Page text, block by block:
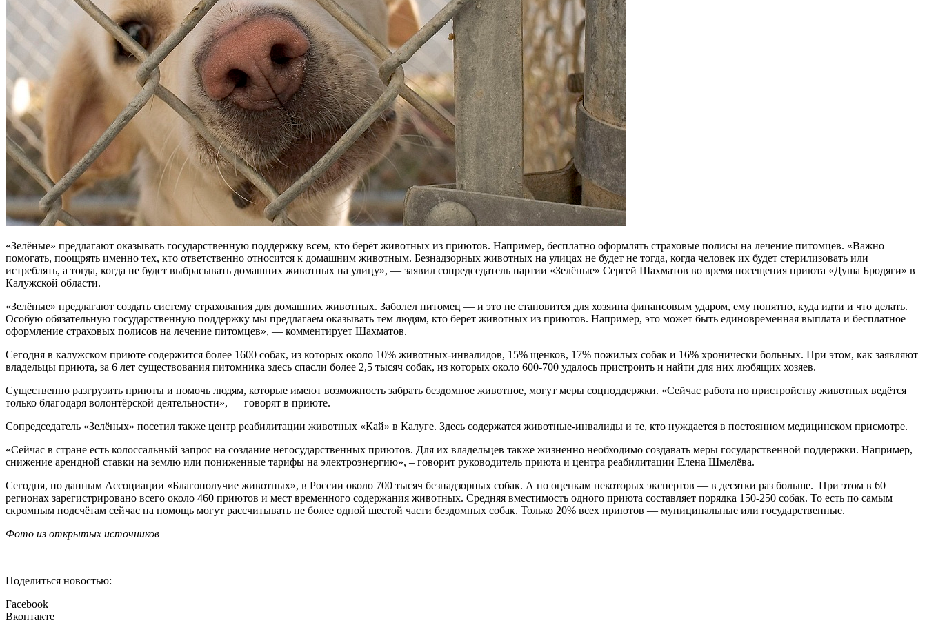
«Зелёные» предлагают оказывать государственную поддержку всем, кто берёт животных из приютов. Например, бесплатно оформлять страховые полисы на лечение питомцев. «Важно
помогать, поощрять именно тех, кто ответственно относится к домашним животным. Безнадзорных животных на улицах не будет не тогда, когда человек их будет стерилизовать или
истреблять, а тогда, когда не будет выбрасывать домашних животных на улицу», — заявил сопредседатель партии «Зелёные» Сергей Шахматов во время посещения приюта «Душа Бродяги» в
Калужской области.
«Зелёные» предлагают создать систему страхования для домашних животных. Заболел питомец — и это не становится для хозяина финансовым ударом, ему понятно, куда идти и что делать.
Особую обязательную государственную поддержку мы предлагаем оказывать тем людям, кто берет животных из приютов. Например, это может быть единовременная выплата и бесплатное
оформление страховых полисов на лечение питомцев», — комментирует Шахматов.
Сегодня в калужском приюте содержится более 1600 собак, из которых около 10% животных-инвалидов, 15% щенков, 17% пожилых собак и 16% хронически больных. При этом, как заявляют
владельцы приюта, за 6 лет существования питомника здесь спасли более 2,5 тысяч собак, из которых около 600-700 удалось пристроить и найти для них любящих хозяев.
Существенно разгрузить приюты и помочь людям, которые имеют возможность забрать бездомное животное, могут меры соцподдержки. «Сейчас работа по пристройству животных ведётся
только благодаря волонтёрской деятельности», — говорят в приюте.
Сопредседатель «Зелёных» посетил также центр реабилитации животных «Кай» в Калуге. Здесь содержатся животные-инвалиды и те, кто нуждается в постоянном медицинском присмотре.
«Сейчас в стране есть колоссальный запрос на создание негосударственных приютов. Для их владельцев также жизненно необходимо создавать меры государственной поддержки. Например,
снижение арендной ставки на землю или пониженные тарифы на электроэнергию», – говорит руководитель приюта и центра реабилитации Елена Шмелёва.
Сегодня, по данным Ассоциации «Благополучие животных», в России около 700 тысяч безнадзорных собак. А по оценкам некоторых экспертов — в десятки раз больше. При этом в 60
регионах зарегистрировано всего около 460 приютов и мест временного содержания животных. Средняя вместимость одного приюта составляет порядка 150-250 собак. То есть по самым
скромным подсчётам сейчас на помощь могут рассчитывать не более одной шестой части бездомных собак. Только 20% всех приютов — муниципальные или государственные.
Фото из открытых источников
Поделиться новостью:
Facebook
Вконтакте